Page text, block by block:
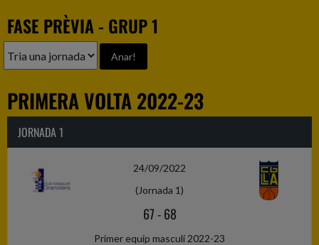
FASE PRÈVIA - GRUP 1
PRIMERA VOLTA 2022-23
JORNADA 1
24/09/2022
(Jornada 1)
67-68
Primer equip masculí 2022-23